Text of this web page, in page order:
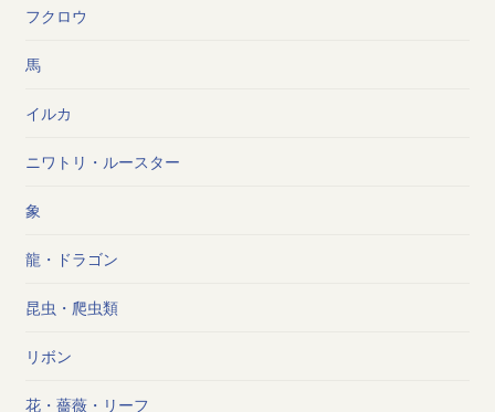
フクロウ
馬
イルカ
ニワトリ・ルースター
象
龍・ドラゴン
昆虫・爬虫類
リボン
花・薔薇・リーフ